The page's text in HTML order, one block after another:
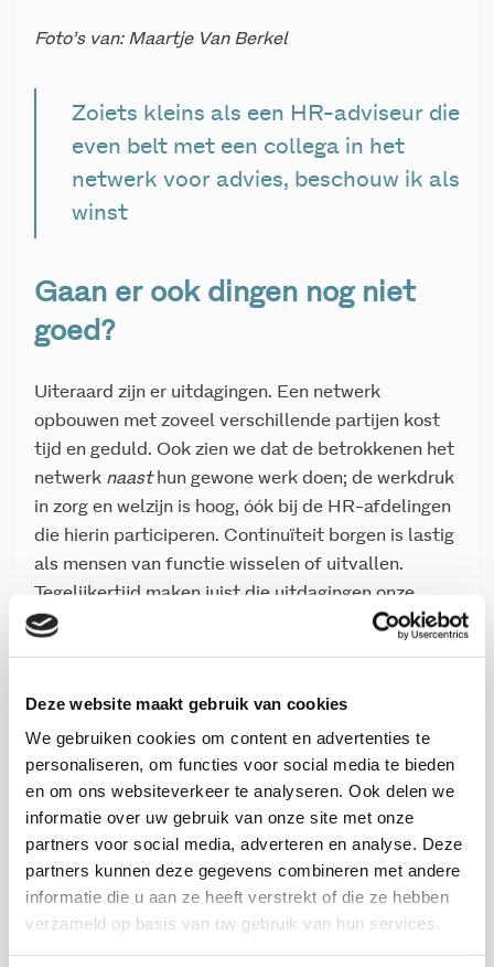
Deze website maakt gebruik van cookies
We gebruiken cookies om content en advertenties te
personaliseren, om functies voor social media te bieden
en om ons websiteverkeer te analyseren. Ook delen we
informatie over uw gebruik van onze site met onze
partners voor social media, adverteren en analyse. Deze
partners kunnen deze gegevens combineren met andere
informatie die u aan ze heeft verstrekt of die ze hebben
verzameld op basis van uw gebruik van hun services.
Foto’s van: Maartje Van Berkel
Zoiets kleins als een HR-adviseur die
even belt met een collega in het
netwerk voor advies, beschouw ik als
winst
Gaan er ook dingen nog niet
goed?
Uiteraard zijn er uitdagingen. Een netwerk
opbouwen met zoveel verschillende partijen kost
tijd en geduld. Ook zien we dat de betrokkenen het
netwerk naasthun gewone werk doen; de werkdruk
in zorg en welzijn is hoog, óók bij de HR-afdelingen
die hierin participeren. Continuïteit borgen is lastig
als mensen van functie wisselen of uitvallen.
Tegelijkertijd maken juist die uitdagingen onze
missie nog relevanter. Door open met elkaar te
aarzeling om informatie te delen – creëren we
begrip en lossen we samen knelpunten op. Het
mooie is dat ondanks de hobbels niemand de
uitgangspunten in twijfel trekt: iedereen gelooft in
het belang en wil ervoor gaan. Die gedeelde
motivatie helpt ons om door te zetten, ook als het
even tegenzit.